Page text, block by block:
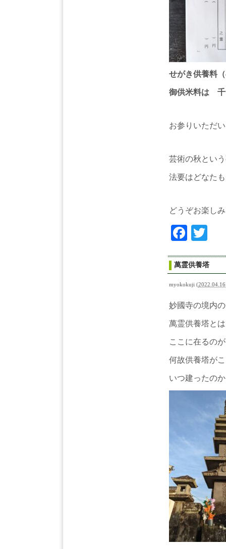
せがき供養料
御供米料は
お参りいただ
芸術の秋とい
法要はどなた
どうぞお楽し
萬霊供養塔
myokokuji (
妙國寺の境内
萬霊供養塔と
ここに在るの
何故供養塔が
いつ建ったの